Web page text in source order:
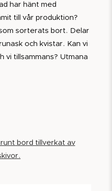
har hänt med
till vår produktion?
sorterats bort. Delar
och kvistar. Kan vi
vi tillsammans? Utmana
bord tillverkat av